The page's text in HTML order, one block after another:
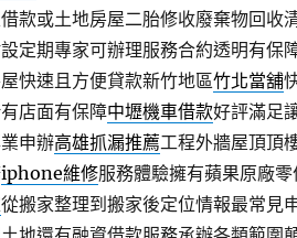
款或土地房屋二胎修收廢棄物回收
定期專家可辦理服務合約透明有保
快速且方便貸款新竹地區竹北當舖
店面有保障中壢機車借款好評滿足
申辦高雄抓漏推薦工程外牆屋頂頂
iphone維修服務體驗擁有蘋果原廠
從搬家整理到搬家後定位情報最常見